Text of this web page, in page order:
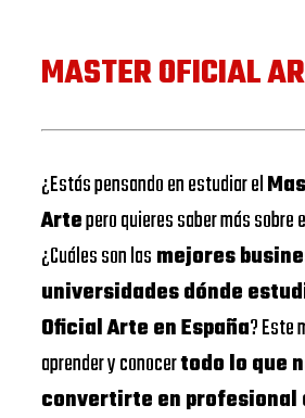
MASTER OFICIAL
¿Estás pensando en estudiar el
Artepero quieres saber más sobre
¿Cuáles son lasmejores
universidades dónde
Oficial Arte en España? Este
aprender y conocertodo lo que
convertirte en profesional